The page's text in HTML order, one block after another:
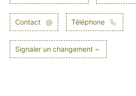
Contact @ Téléphone
Signaler un changement ~